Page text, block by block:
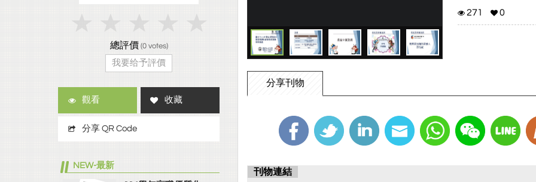
271
0
分享刊物
刊物連結
總評價 (0votes)
我要给予評價
觀看 收藏
分享 QR Code
NEW-最新